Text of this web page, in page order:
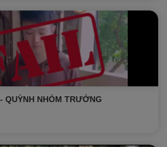
QUỲNH NHÓM TRƯỞNG